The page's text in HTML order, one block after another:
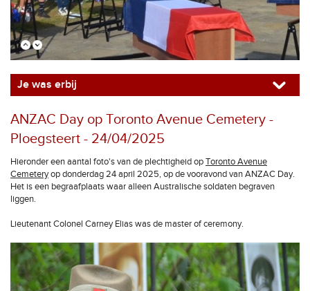
Je was erbij
ANZAC Day op Toronto Avenue Cemetery -
Ploegsteert - 24/04/2025
Hieronder een aantal foto's van de plechtigheid opToronto Avenue
Cemeteryop donderdag 24 april 2025, op de vooravond van ANZAC Day.
Het is een begraafplaats waar alleen Australische soldaten begraven
liggen.
Lieutenant Colonel Carney Elias was de master of ceremony.